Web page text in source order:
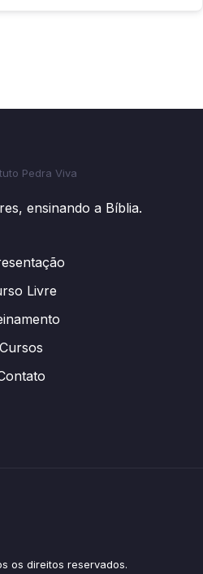
ensinando a Bíblia.
Livre
Cursos
os direitos reservados.